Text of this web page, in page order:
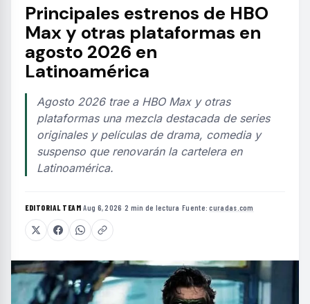
Principales estrenos de HBO
Max y otras plataformas en
agosto 2026 en
Latinoamérica
Agosto 2026 trae a HBO Max y otras
plataformas una mezcla destacada de series
originales y películas de drama, comedia y
suspenso que renovarán la cartelera en
Latinoamérica.
EDITORIAL TEAM·Aug 6, 2026 ·2 min de lectura ·Fuente:curadas.com